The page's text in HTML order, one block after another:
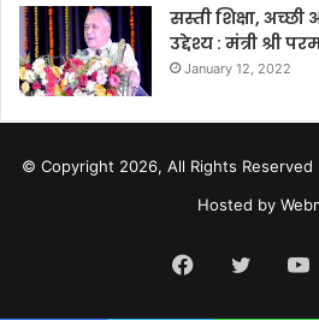
सस्ती शिक्षा,
उद्देश्य : मंत्री श्री
January 12, 2022
© Copyright 2026, All Rights
Hosted by
Facebook
Twitter